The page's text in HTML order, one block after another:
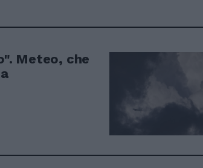
Meteo, che